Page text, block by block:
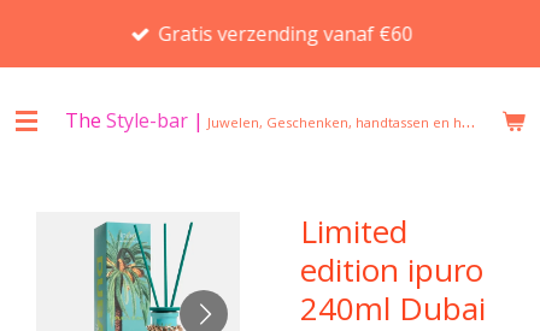
de
Gratis verzending vanaf €60
The Style-bar | Juwelen, Geschenken, handtassen en huisgeuren in Beveren
Limited
edition ipuro
240ml Dubai